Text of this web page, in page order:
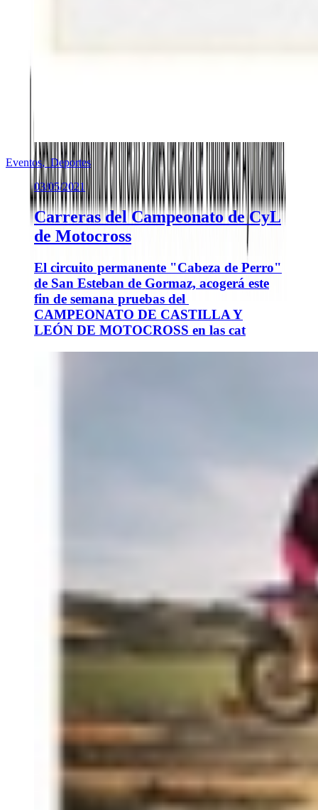
Eventos,Deportes
03/05/2021
Carreras del Campeonato de CyL
de Motocross
El circuito permanente "Cabeza de Perro"
de San Esteban de Gormaz, acogerá este
fin de semana pruebas del
CAMPEONATO DE CASTILLA Y
LEÓN DE MOTOCROSS en las cat